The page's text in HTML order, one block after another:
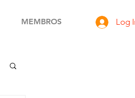
MEMBROS Log